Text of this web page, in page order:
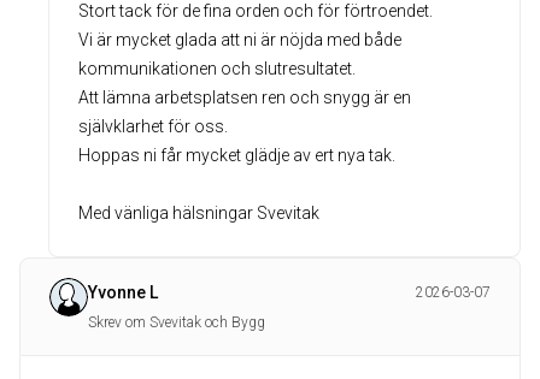
Stort tack för de fina orden och för förtroendet.
Vi är mycket glada att ni är nöjda med både
kommunikationen och slutresultatet.
Att lämna arbetsplatsen ren och snygg är en
självklarhet för oss.
Hoppas ni får mycket glädje av ert nya tak.
Med vänliga hälsningar Svevitak
Yvonne L
2026-03-07
Skrev om Svevitak och Bygg